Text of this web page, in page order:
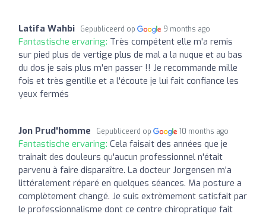
Latifa Wahbi Gepubliceerd op 9 months ago
Fantastische ervaring: Très compétent elle m'a remis
sur pied plus de vertige plus de mal a la nuque et au bas
du dos je sais plus m'en passer !! Je recommande mille
fois et très gentille et a l'écoute je lui fait confiance les
yeux fermés
Jon Prud'homme Gepubliceerd op 10 months ago
Fantastische ervaring: Cela faisait des années que je
trainait des douleurs qu'aucun professionnel n'était
parvenu à faire disparaître. La docteur Jorgensen m'a
littéralement réparé en quelques séances. Ma posture a
complètement changé. Je suis extrèmement satisfait par
le professionnalisme dont ce centre chiropratique fait